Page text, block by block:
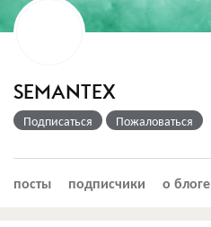
SEMANTEX
Подписаться Пожаловаться
посты подписчики о блоге